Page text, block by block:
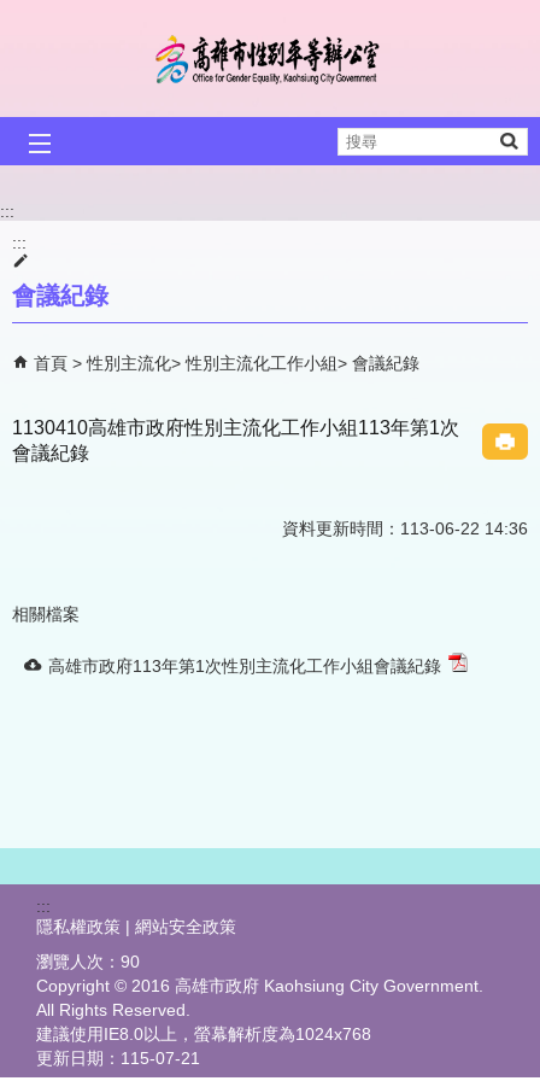
搜
尋
:::
:::
會議紀錄
首頁 性別主流化 性別主流化工作小組 會議紀錄
1130410高雄市政府性別主流化工作小組113年第1次
會議紀錄
資料更新時間：113-06-22 14:36
相關檔案
高雄市政府113年第1次性別主流化工作小組會議紀錄
:::
隱私權政策 | 網站安全政策
瀏覽人次： 90
Copyright © 2016 高雄市政府 Kaohsiung City Government.
All Rights Reserved.
建議使用IE8.0以上，螢幕解析度為1024x768
更新日期： 115-07-21